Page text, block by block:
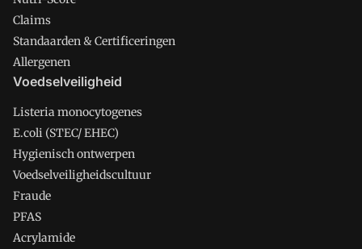
Claims
Standaarden & Certificeringen
Allergenen
Voedselveiligheid
Listeria monocytogenes
E.coli (STEC/ EHEC)
Hygienisch ontwerpen
Voedselveiligheidscultuur
Fraude
PFAS
Acrylamide